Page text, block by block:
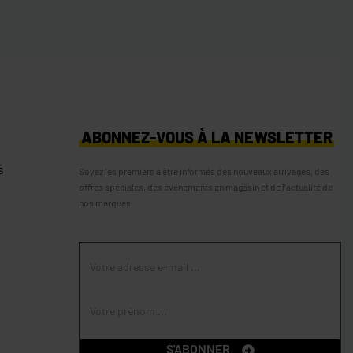
ABONNEZ-VOUS À LA NEWSLETTER
Soyez les premiers à être informés des nouveaux arrivages, des
offres spéciales, des événements en magasin et de l’actualité de
nos marques
S'ABONNER